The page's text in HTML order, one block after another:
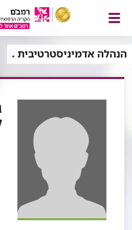
פתח
הנהלה אדמיניסטרטיבית